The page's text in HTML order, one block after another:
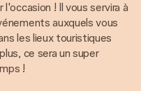
! Il vous servira à
auxquels vous
les lieux touristiques
ce sera un super
!